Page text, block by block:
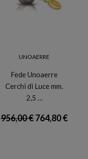
UNOAERRE
Fede Unoaerre
Cerchi di Luce mm.
2,5 …
956,00 €764,80 €